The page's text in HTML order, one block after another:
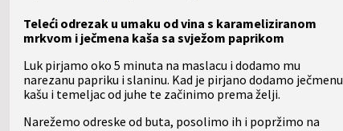
ŠIBENSKO-KNINSKA ŽUPANIJA
SPLITSKO-DALMATINSKA ŽUPANIJA
DUBROVAČKO-NERETVANSKA ŽUPANIJA
Teleći odrezak u umaku od vina s karameliziranom
mrkvom i ječmena kaša sa svježom paprikom
Luk pirjamo oko 5 minuta na maslacu i dodamo mu
narezanu papriku i slaninu. Kad je pirjano dodamo ječmenu
kašu i temeljac od juhe te začinimo prema želji.
Narežemo odreske od buta, posolimo ih i popržimo na